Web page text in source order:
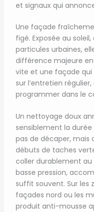
et signaux qui
Une façade
figé. Exposée au
particules urbaines,
différence majeure
vite et une façade qui
sur l’entretien
programmer dans le
Un nettoyage doux
sensiblement la durée
pas de décaper, mais
débuts de taches
coller durablement au
basse pression,
suffit souvent. Sur les
façades nord ou les
produit anti-mousse